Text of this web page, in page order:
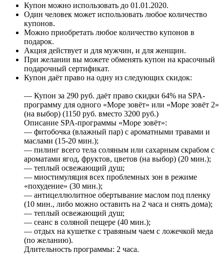
Купон можно использовать до 01.01.2020.
Один человек может использовать любое количество
купонов.
Можно приобретать любое количество купонов в
подарок.
Акция действует и для мужчин, и для женщин.
При желании вы можете обменять купон на красочный
подарочный сертификат.
Купон даёт право на одну из следующих скидок:
— Купон за 290 руб. даёт право скидки 64% на SPA-
программу для одного «Море зовёт» или «Море зовёт 2»
(на выбор) (1150 руб. вместо 3200 руб.)
Описание SPA-программы «Море зовёт»:
— фитобочка (влажный пар) с ароматными травами и
маслами (15-20 мин.);
— пилинг всего тела соляным или сахарным скрабом с
ароматами ягод, фруктов, цветов (на выбор) (20 мин.);
— теплый освежающий душ;
— миостимуляция всех проблемных зон в режиме
«похудение» (30 мин.);
— антицеллюлитное обертывание маслом под пленку
(10 мин., либо можно оставить на 2 часа и снять дома);
— теплый освежающий душ;
— сеанс в соляной пещере (40 мин.);
— отдых на кушетке с травяным чаем с ложечкой меда
(по желанию).
Длительность программы: 2 часа.